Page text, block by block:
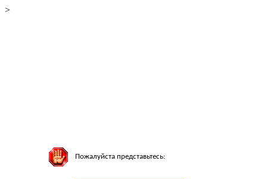
>
Пожалуйста представьтесь: